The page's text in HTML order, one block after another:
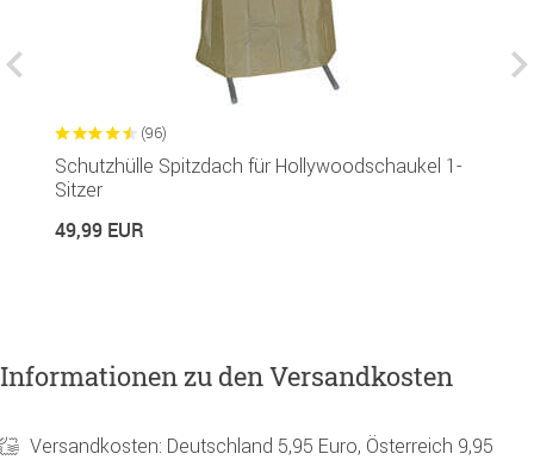
(96)
Schutzhülle Spitzdach für Hollywoodschaukel 1-
Sitzer
49,99 EUR
Informationen zu den Versandkosten
Versandkosten: Deutschland 5,95 Euro, Österreich 9,95